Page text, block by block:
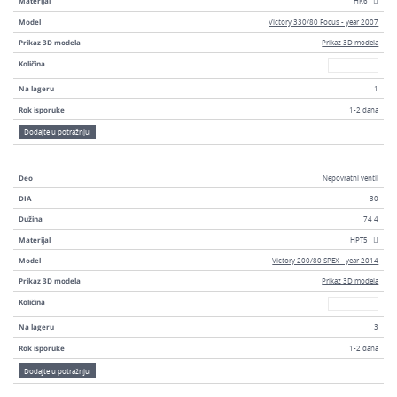
Model Victory 330/80 Focus - year 2007
Prikaz 3D modela Prikaz 3D modela
Količina
Na lageru 1
Rok isporuke 1-2 dana
Dodajte u potražnju
Deo Nepovratni ventil
DIA 30
Dužina 74,4
Materijal HPT5
Model Victory 200/80 SPEX - year 2014
Prikaz 3D modela Prikaz 3D modela
Količina
Na lageru 3
Rok isporuke 1-2 dana
Dodajte u potražnju